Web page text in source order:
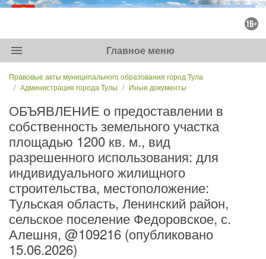
menu Главное меню
Правовые акты муниципального образования город Тула
Администрация города Тулы
Иные документы
ОБЪЯВЛЕНИЕ о предоставлении в
собственность земельного участка
площадью 1200 кв. м., вид
разрешенного использования: для
индивидуального жилищного
строительства, местоположение:
Тульская область, Ленинский район,
сельское поселение Федоровское, с.
Алешня, @109216 (опубликовано
15.06.2026)